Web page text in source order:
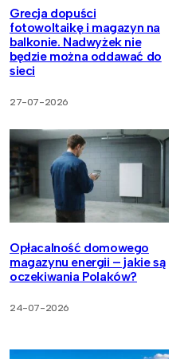
Grecja dopuści
fotowoltaikę i magazyn na
balkonie. Nadwyżek nie
będzie można oddawać do
sieci
27-07-2026
Opłacalność domowego
magazynu energii – jakie są
oczekiwania Polaków?
24-07-2026